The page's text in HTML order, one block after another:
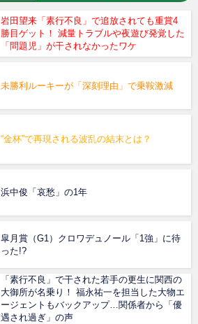
岩田望来「素行不良」で追放されても重賞4
勝目ゲット！ 減量トラブルや夜遊び発覚した
「問題児」が干されなかったワケ
未勝利ルーキーが「深刻理由」で乗鞍激減
“金杯”で再現される波乱の結末とは？
浜中俊「哀愁」の1年
皐月賞（G1）クロワデュノール「1強」に待
った!?
「素行不良」で干された若手の更生に関西の
大御所が名乗り！ 福永祐一を担当した大物エ
ージェントもバックアップ…関係者から「優
遇され過ぎ」の声